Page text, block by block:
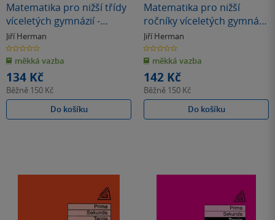
Matematika pro nižší třídy
víceletých gymnázií -
Geometrické konstrukce
(tercie)
Jiří Herman
0.0
z
5
hvězdiček
měkká vazba
134 Kč
Běžně 150 Kč
Do košíku
Matematika pro nižší
ročníky víceletých gymnázií
- Výrazy II.
Jiří Herman
0.0
z
5
hvězdiček
měkká vazba
142 Kč
Běžně 150 Kč
Do košíku